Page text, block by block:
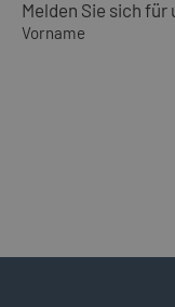
Melden Sie sich
Vorname